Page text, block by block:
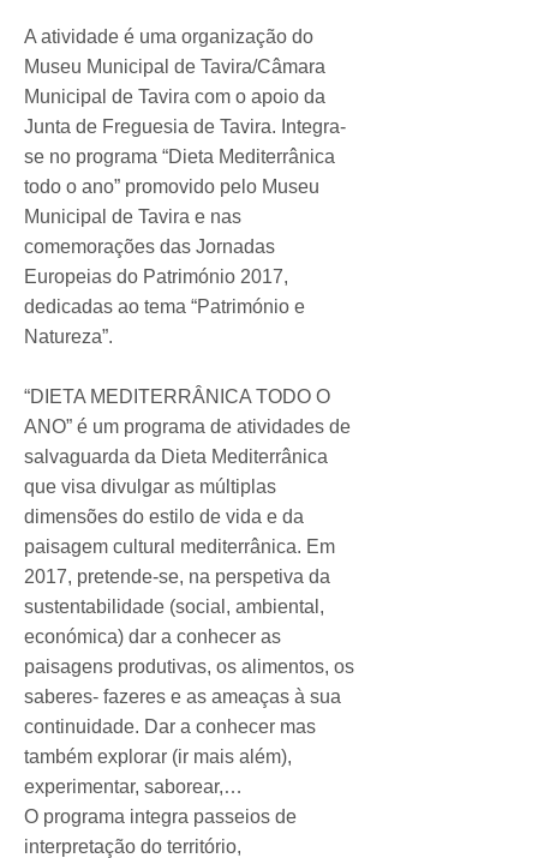
A atividade é uma organização do
Museu Municipal de Tavira/Câmara
Municipal de Tavira com o apoio da
Junta de Freguesia de Tavira. Integra-
se no programa “Dieta Mediterrânica
todo o ano” promovido pelo Museu
Municipal de Tavira e nas
comemorações das Jornadas
Europeias do Património 2017,
dedicadas ao tema “Património e
Natureza”.
“DIETA MEDITERRÂNICA TODO O
ANO” é um programa de atividades de
salvaguarda da Dieta Mediterrânica
que visa divulgar as múltiplas
dimensões do estilo de vida e da
paisagem cultural mediterrânica. Em
2017, pretende-se, na perspetiva da
sustentabilidade (social, ambiental,
económica) dar a conhecer as
paisagens produtivas, os alimentos, os
saberes- fazeres e as ameaças à sua
continuidade. Dar a conhecer mas
também explorar (ir mais além),
experimentar, saborear,…
O programa integra passeios de
interpretação do território,